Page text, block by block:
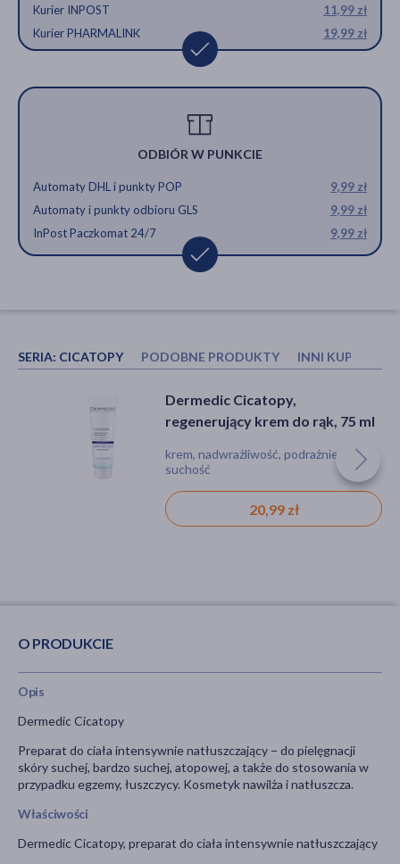
Kurier INPOST
11,99 zł
Kurier PHARMALINK
19,99 zł
ODBIÓR W PUNKCIE
Automaty DHL i punkty POP
9,99 zł
Automaty i punkty odbioru GLS
9,99 zł
InPost Paczkomat 24/7
9,99 zł
SERIA: CICATOPY PODOBNE PRODUKTY INNI KUPOWALI
Dermedic Emolient Linum Baby,
masło intensywnie
225 g
masło, podrażnienie, suchość, stan
zapalny, azs (atopowe zapalenie skóry),
świąd, łuszczyca, zaczerwienienie, dla
alergików
57,19 zł
Dermedic Hydrain 3 Hialuro,
masło ultranawadniające, 225 ml
masło, suchość
46,69 zł
Dermedic Cicatopy,
regenerujący krem do rąk, 75 ml
krem, nadwrażliwość, podrażnienie,
suchość
20,99 zł
O PRODUKCIE
Opis
Dermedic Cicatopy
Preparat do ciała intensywnie natłuszczający − do pielęgnacji
skóry suchej, bardzo suchej, atopowej, a także do stosowania w
przypadku egzemy, łuszczycy. Kosmetyk nawilża i natłuszcza.
Właściwości
Dermedic Cicatopy, preparat do ciała intensywnie natłuszczający